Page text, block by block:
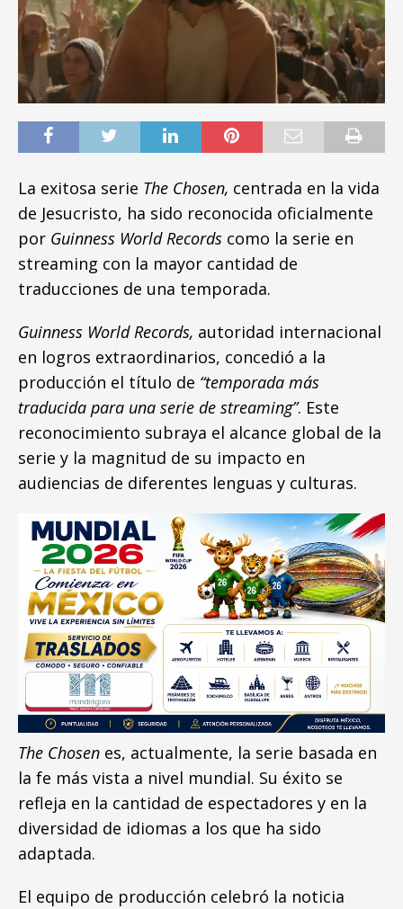
La exitosa serie The Chosen, centrada en la vida
de Jesucristo, ha sido reconocida oficialmente
por Guinness World Records como la serie en
streaming con la mayor cantidad de
traducciones de una temporada.
Guinness World Records, autoridad internacional
en logros extraordinarios, concedió a la
producción el título de “temporada más
traducida para una serie de streaming”. Este
reconocimiento subraya el alcance global de la
serie y la magnitud de su impacto en
audiencias de diferentes lenguas y culturas.
The Chosen es, actualmente, la serie basada en
la fe más vista a nivel mundial. Su éxito se
refleja en la cantidad de espectadores y en la
diversidad de idiomas a los que ha sido
adaptada.
El equipo de producción celebró la noticia